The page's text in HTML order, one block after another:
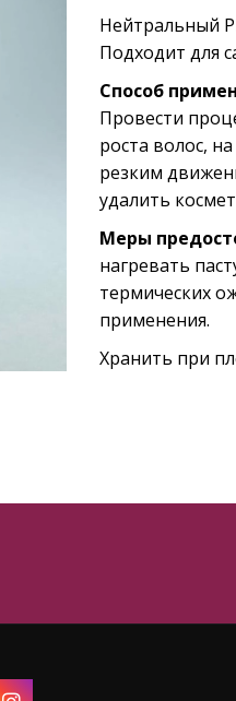
Нейтральный
Подходит для
Способ
Провести
роста волос,
резким
удалить
Меры
нагревать
термических
применения.
Хранить при